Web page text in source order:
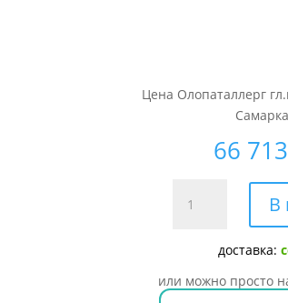
Цена Олопаталлерг
66 713
товара
Олопаталлерг
гл.капли
мл
В
доставка:
или можно просто